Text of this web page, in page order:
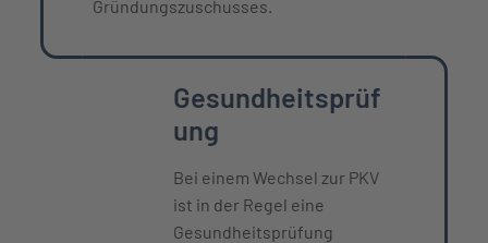
Gründungszuschusses.
Gesundheitsprüf
ung
Bei einem Wechsel zur PKV
ist in der Regel eine
Gesundheitsprüfung